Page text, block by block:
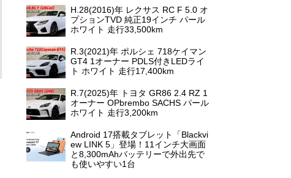
H.28(2016)年 レクサス RC F 5.0 オ
プションTVD 純正19インチ パール
ホワイト 走行33,500km
R.3(2021)年 ポルシェ 718ケイマン
GT4 1オーナー PDLS付きLEDライ
ト ホワイト 走行17,400km
R.7(2025)年 トヨタ GR86 2.4 RZ 1
オーナー OPbrembo SACHS パール
ホワイト 走行3,200km
Android 17搭載タブレット「Blackvi
ew LINK 5」登場！11インチ大画面
と8,300mAhバッテリーで外出先で
も使いやすい1台